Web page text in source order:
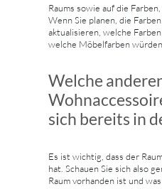
Raums sowie auf die
Wenn Sie planen, die
aktualisieren, welche
welche Möbelfarben
Welche
sich bereits in
Es ist wichtig, dass der
hat. Schauen Sie sich also
Raum vorhanden ist und